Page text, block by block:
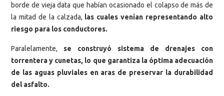
borde de vieja data que habían ocasionado el colapso de más de
la mitad de la calzada, las cuales venían representando alto
riesgo para los conductores.
Paralelamente, se construyó sistema de drenajes con
torrentera y cunetas, lo que garantiza la óptima adecuación
de las aguas pluviales en aras de preservar la durabilidad
del asfalto.